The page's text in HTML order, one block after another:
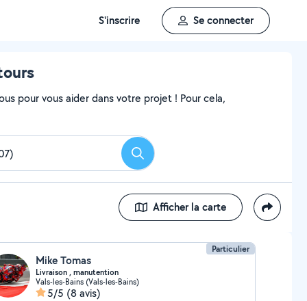
S'inscrire Se connecter
pour vous aider dans votre projet ! Pour cela,
Rechercher
Afficher la carte
Particulier
Mike Tomas
Livraison , manutention
Vals-les-Bains (Vals-les-Bains)
5/5 (8 avis)